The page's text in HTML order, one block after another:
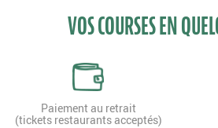
VOS COURSES EN
Paiement au retrait
(tickets restaurants acceptés)